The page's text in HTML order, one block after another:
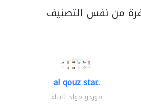
من نفس التصنيف
al qouz star..
موردو مواد البناء